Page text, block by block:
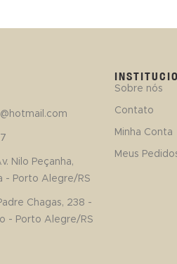
Nilo Peçanha,
- Porto Alegre/RS
Chagas, 238 -
- Porto Alegre/RS
Sobre nós
Contato
Minha Conta
Meus